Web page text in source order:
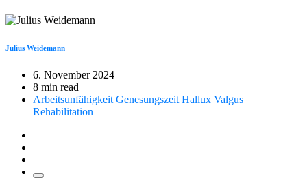
Julius Weidemann
6. November 2024
8 min read
Arbeitsunfähigkeit Genesungszeit Hallux Valgus
Rehabilitation